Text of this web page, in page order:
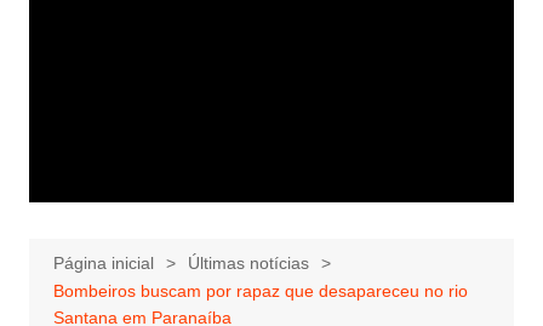
Página inicial
Últimas notícias
Bombeiros buscam por rapaz que desapareceu no rio
Santana em Paranaíba